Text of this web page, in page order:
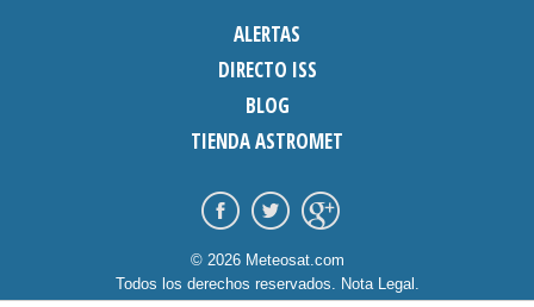
ALERTAS
DIRECTO ISS
BLOG
TIENDA ASTROMET
© 2026 Meteosat.com
Todos los derechos reservados. Nota Legal .